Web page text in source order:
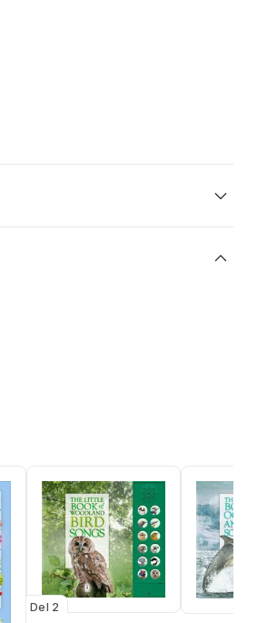
Del 2